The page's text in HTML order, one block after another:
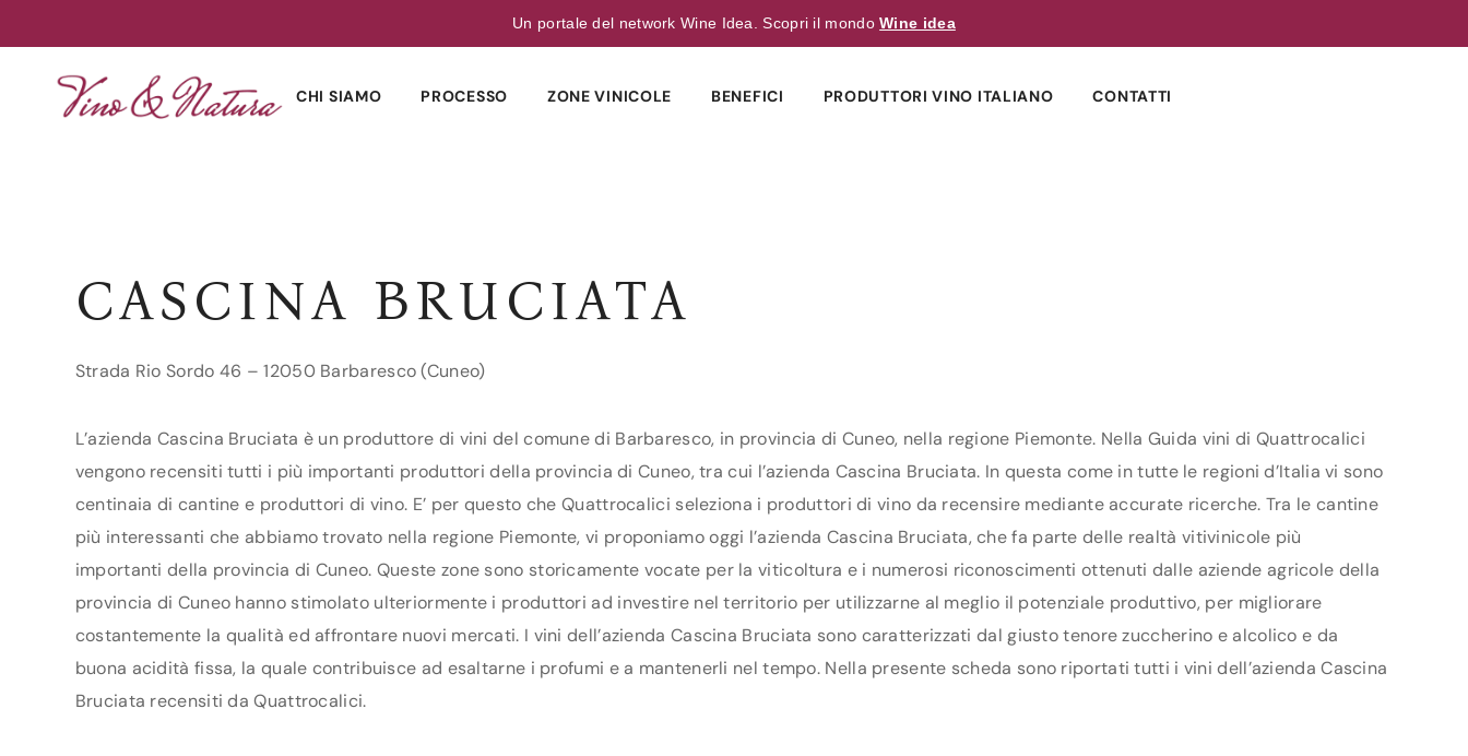
Un portale del network Wine Idea. Scopri il mondoWine idea
CHI SIAMO PROCESSO ZONE VINICOLE BENEFICI PRODUTTORI VINO ITALIANO CONTATTI
CASCINA BRUCIATA
Strada Rio Sordo 46 – 12050 Barbaresco (Cuneo)
L’azienda Cascina Bruciata è un produttore di vini del comune di Barbaresco, in provincia di Cuneo, nella regione Piemonte. Nella Guida vini di Quattrocalici
vengono recensiti tutti i più importanti produttori della provincia di Cuneo, tra cui l’azienda Cascina Bruciata. In questa come in tutte le regioni d’Italia vi sono
centinaia di cantine e produttori di vino. E’ per questo che Quattrocalici seleziona i produttori di vino da recensire mediante accurate ricerche. Tra le cantine
più interessanti che abbiamo trovato nella regione Piemonte, vi proponiamo oggi l’azienda Cascina Bruciata, che fa parte delle realtà vitivinicole più
importanti della provincia di Cuneo. Queste zone sono storicamente vocate per la viticoltura e i numerosi riconoscimenti ottenuti dalle aziende agricole della
provincia di Cuneo hanno stimolato ulteriormente i produttori ad investire nel territorio per utilizzarne al meglio il potenziale produttivo, per migliorare
costantemente la qualità ed affrontare nuovi mercati. I vini dell’azienda Cascina Bruciata sono caratterizzati dal giusto tenore zuccherino e alcolico e da
buona acidità fissa, la quale contribuisce ad esaltarne i profumi e a mantenerli nel tempo. Nella presente scheda sono riportati tutti i vini dell’azienda Cascina
Bruciata recensiti da Quattrocalici.